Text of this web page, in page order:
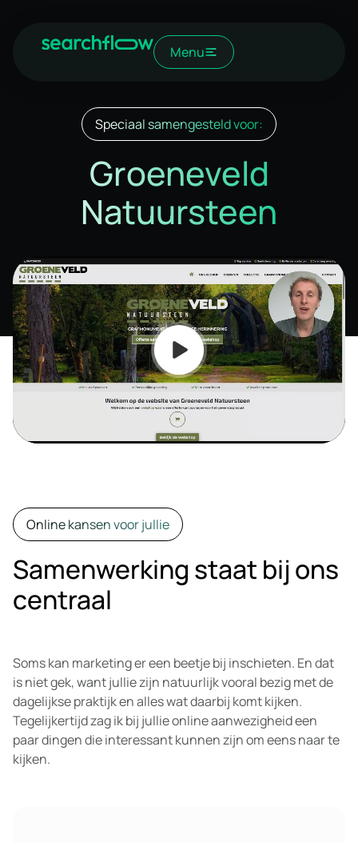
Menu
Speciaal samengesteld voor:
Groeneveld
Natuursteen
Online kansen voor jullie
Samenwerking staat bij ons
centraal
Soms kan marketing er een beetje bij inschieten. En dat
is niet gek, want jullie zijn natuurlijk vooral bezig met de
dagelijkse praktijk en alles wat daarbij komt kijken.
Tegelijkertijd zag ik bij jullie online aanwezigheid een
paar dingen die interessant kunnen zijn om eens naar te
kijken.